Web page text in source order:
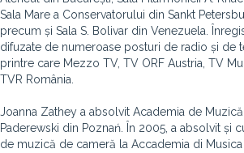
Sala Mare a Conservatorului din Sankt
precum și Sala S. Bolivar din Venezuela.
difuzate de numeroase posturi de radio și de
printre care Mezzo TV, TV ORF Austria, TV
TVR România.
Joanna Zathey a absolvit Academia de
Paderewski din Poznań. În 2005, a absolvit și
de muzică de cameră la Accademia di Musica